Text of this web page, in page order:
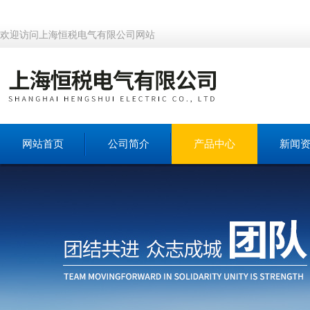
欢迎访问上海恒税电气有限公司网站
网站首页 公司简介 产品中心 新闻